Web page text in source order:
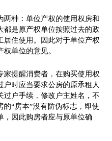
两种：单位产权的使用权房和
都是原产权单位按照过去的政
居住使用。因此对于单位产权
单位的意见。
家提醒消费者，在购买使用权
户时应当要求公房的原承租人
过户手续，修改户主姓名，不
“房本”没有防伪标志，即使
，因此购房者应与原单位确